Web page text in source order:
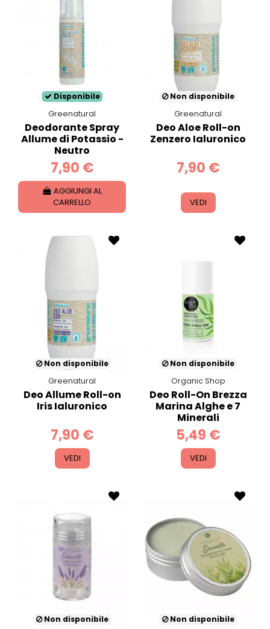
Disponibile
Greenatural
Deodorante Spray
Allume di Potassio -
Neutro
7,90 €
AGGIUNGI AL
CARRELLO
Non disponibile
Greenatural
Deo Aloe Roll-on
Zenzero Ialuronico
7,90 €
VEDI
Non disponibile
Greenatural
Deo Allume Roll-on
Iris Ialuronico
7,90 €
VEDI
Non disponibile
Organic Shop
Deo Roll-On Brezza
Marina Alghe e 7
Minerali
5,49 €
VEDI
Non disponibile Non disponibile